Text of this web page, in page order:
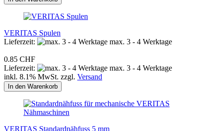
VERITAS Spulen
Lieferzeit:
max. 3 - 4 Werktage
0.85 CHF
Lieferzeit:
max. 3 - 4 Werktage
inkl. 8.1% MwSt. zzgl. Versand
In den Warenkorb
VERITAS Standardnähfuss 5 mm